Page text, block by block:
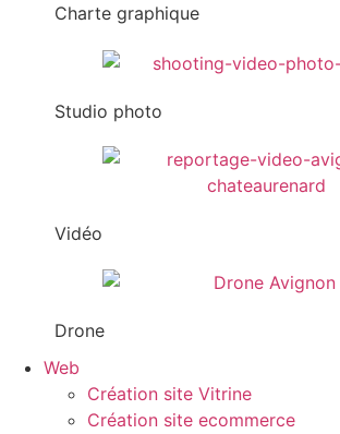
Charte graphique
Studio photo
Vidéo
Drone
Web
Création site Vitrine
Création site ecommerce